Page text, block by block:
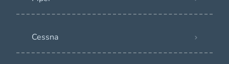
Cessna